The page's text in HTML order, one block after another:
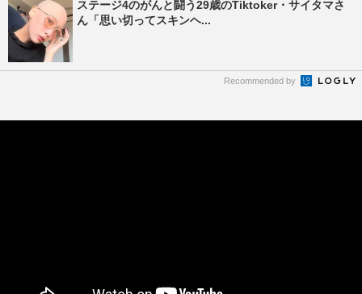
ステージ4のがんと闘う29歳のTiktoker・サイタマさ
ん「思い切ってスキンヘ...
Recommended by